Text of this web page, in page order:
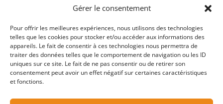
Gérer le consentement
Pour offrir les meilleures expériences, nous utilisons des technologies
telles que les cookies pour stocker et/ou accéder aux informations des
appareils. Le fait de consentir à ces technologies nous permettra de
traiter des données telles que le comportement de navigation ou les ID
uniques sur ce site. Le fait de ne pas consentir ou de retirer son
consentement peut avoir un effet négatif sur certaines caractéristiques
et fonctions.
L’entreprise
SIRET : 482 897 469 00037 – Capital : 8 000 euros
– TVA intracommunautaire : FR38482897469